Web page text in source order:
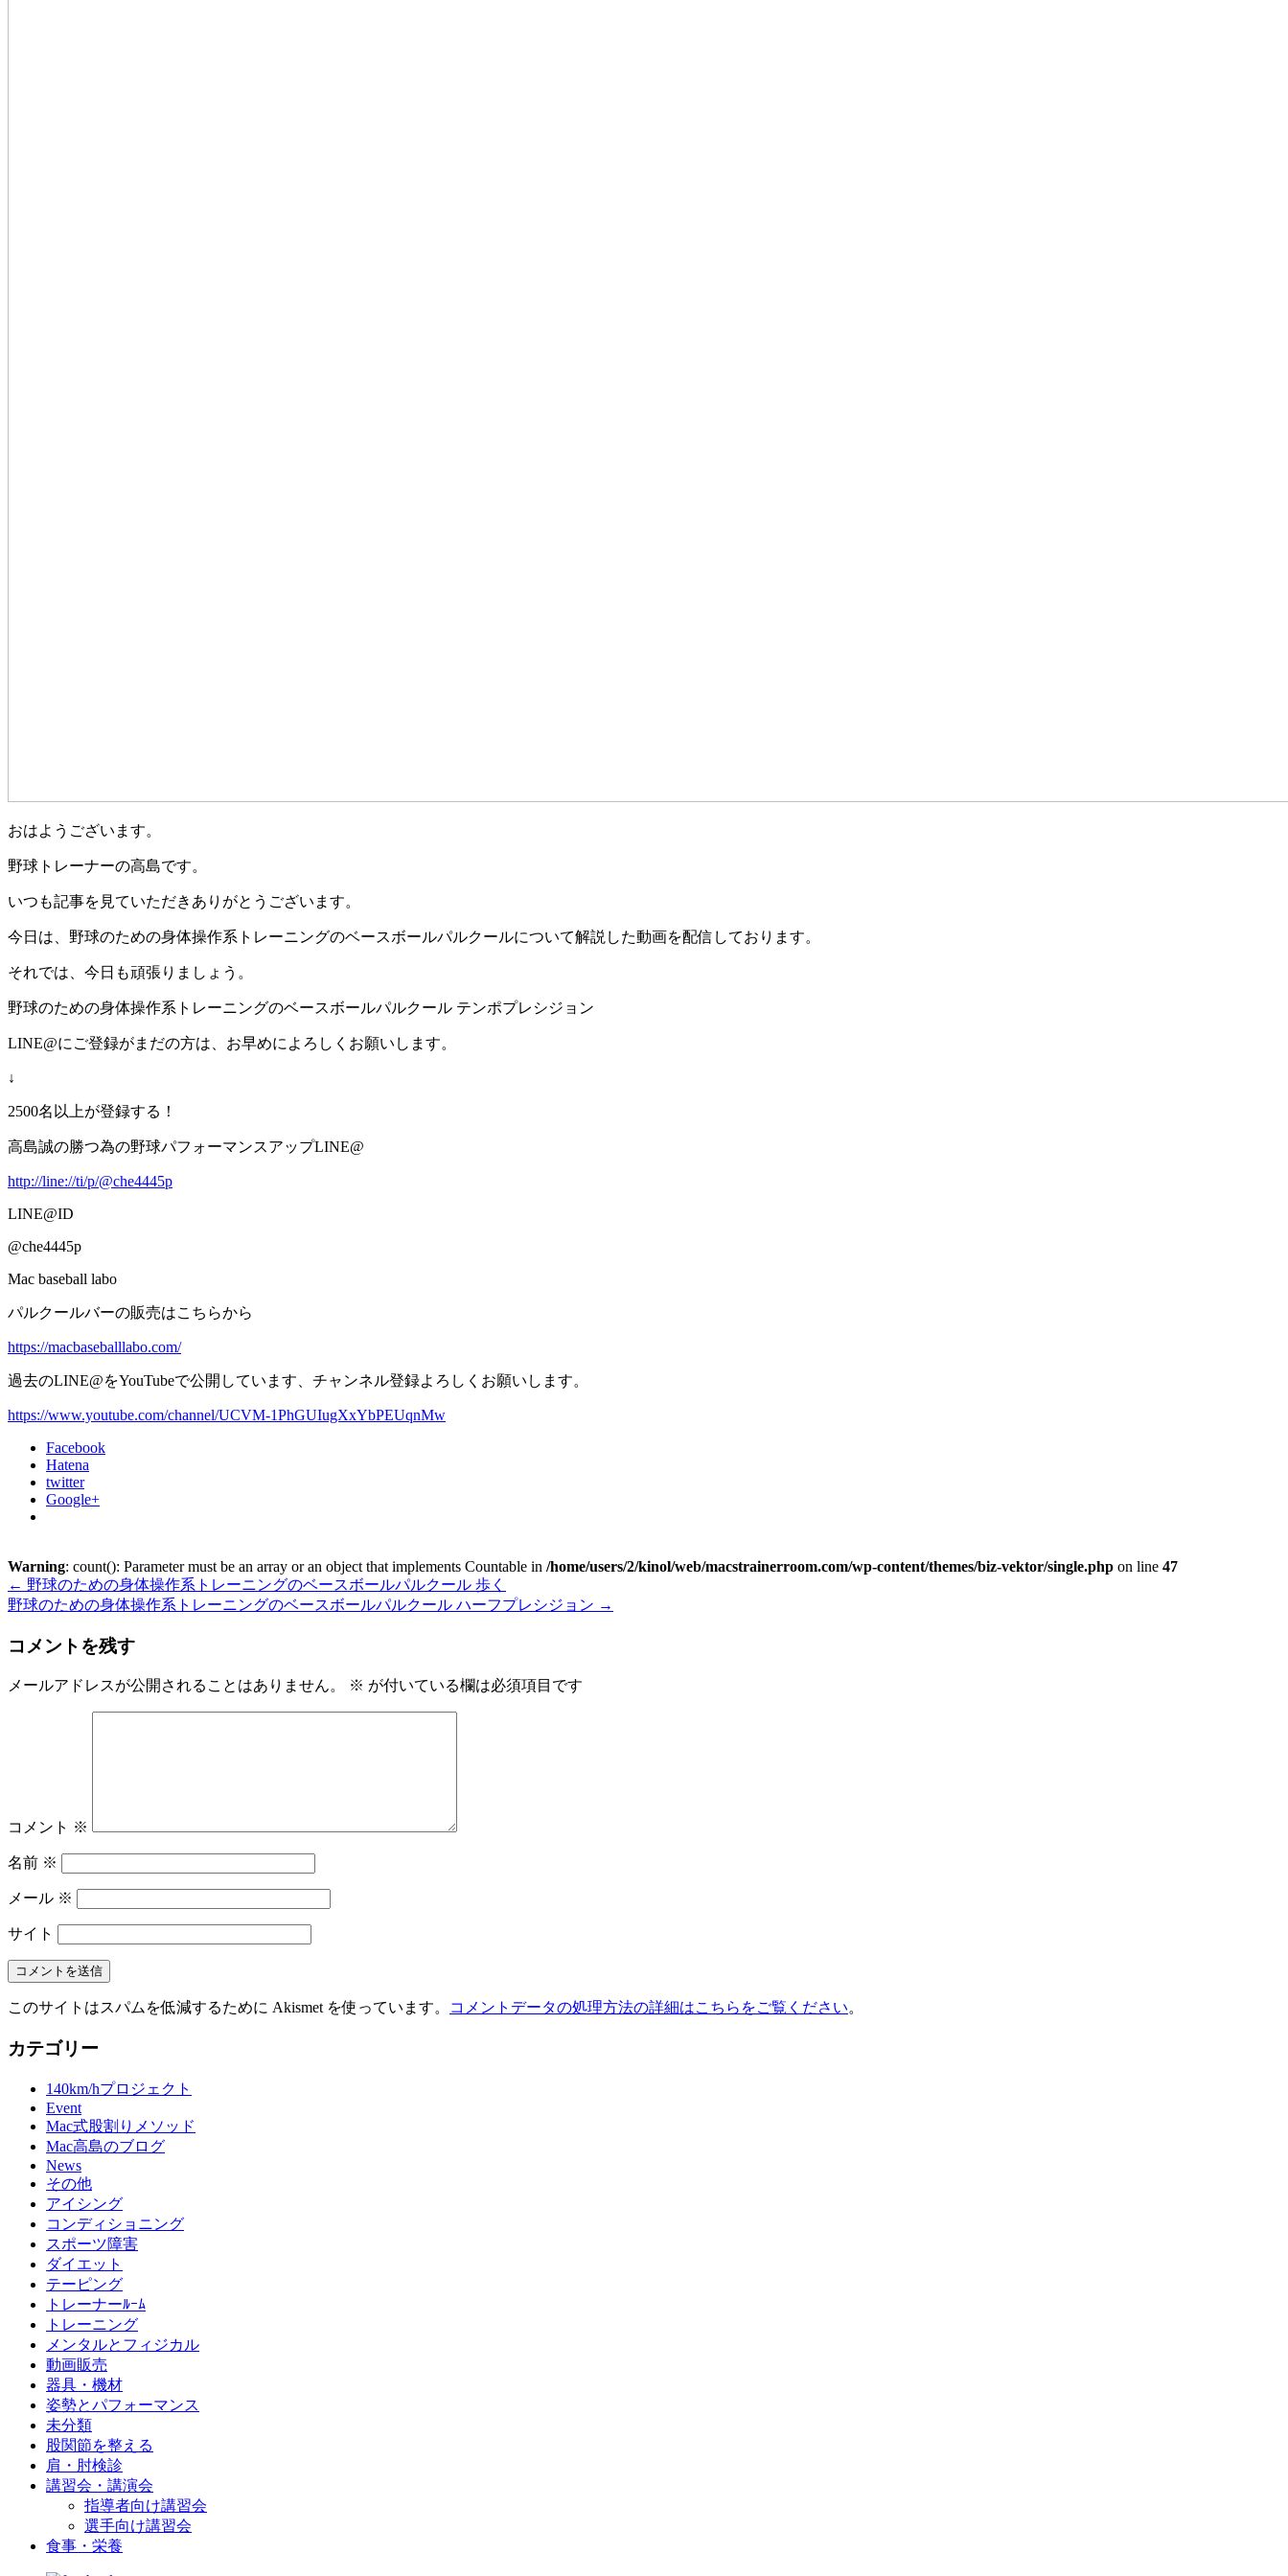
おはようございます。
野球トレーナーの高島です。
いつも記事を見ていただきありがとうございます。
今日は、野球のための身体操作系トレーニングのベースボールパルクールについて解説した動画を配信しております。
それでは、今日も頑張りましょう。
野球のための身体操作系トレーニングのベースボールパルクール テンポプレシジョン
LINE@にご登録がまだの方は、お早めによろしくお願いします。
↓
2500名以上が登録する！
高島誠の勝つ為の野球パフォーマンスアップLINE@
http://line://ti/p/@che4445p
LINE@ID
@che4445p
Mac baseball labo
パルクールバーの販売はこちらから
https://macbaseballlabo.com/
過去のLINE@をYouTubeで公開しています、チャンネル登録よろしくお願いします。
https://www.youtube.com/channel/UCVM-1PhGUIugXxYbPEUqnMw
Facebook
Hatena
twitter
Google+
Warning: count(): Parameter must be an array or an object that implements Countable in /home/users/2/kinol/web/macstrainerroom.com/wp-content/themes/biz-vektor/single.php on line 47
← 野球のための身体操作系トレーニングのベースボールパルクール 歩く
野球のための身体操作系トレーニングのベースボールパルクール ハーフプレシジョン →
コメントを残す
メールアドレスが公開されることはありません。 ※ が付いている欄は必須項目です
コメント ※
名前 ※
メール ※
サイト
このサイトはスパムを低減するために Akismet を使っています。 コメントデータの処理方法の詳細はこちらをご覧ください。
カテゴリー
140km/hプロジェクト
Event
Mac式股割りメソッド
Mac高島のブログ
News
その他
アイシング
コンディショニング
スポーツ障害
ダイエット
テーピング
トレーナーﾙｰﾑ
トレーニング
メンタルとフィジカル
動画販売
器具・機材
姿勢とパフォーマンス
未分類
股関節を整える
肩・肘検診
講習会・講演会
指導者向け講習会
選手向け講習会
食事・栄養